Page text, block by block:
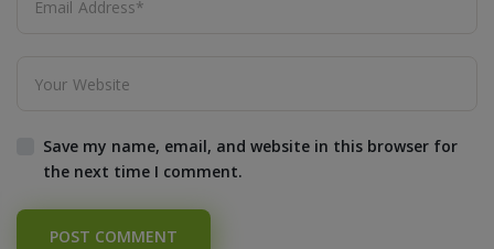
Save my name, email, and website in this browser for
the next time I comment.
POST COMMENT